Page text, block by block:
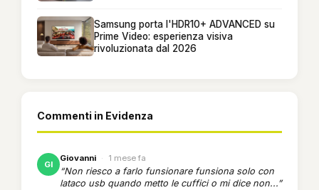
Samsung porta l'HDR10+ ADVANCED su
Prime Video: esperienza visiva
rivoluzionata dal 2026
Commenti in Evidenza
GI
Giovanni · 1 mese fa
“Non riesco a farlo funsionare funsiona solo con
lataco usb quando metto le cuffici o mi dice non...”